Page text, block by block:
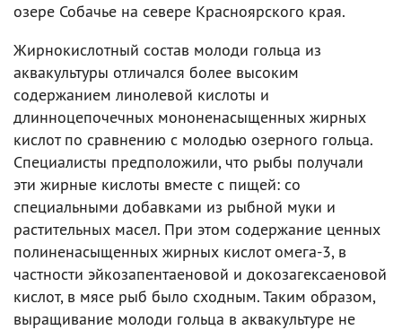
озере Собачье на севере Красноярского края.
Жирнокислотный состав молоди гольца из
аквакультуры отличался более высоким
содержанием линолевой кислоты и
длинноцепочечных мононенасыщенных жирных
кислот по сравнению с молодью озерного гольца.
Специалисты предположили, что рыбы получали
эти жирные кислоты вместе с пищей: со
специальными добавками из рыбной муки и
растительных масел. При этом содержание ценных
полиненасыщенных жирных кислот омега-3, в
частности эйкозапентаеновой и докозагексаеновой
кислот, в мясе рыб было сходным. Таким образом,
выращивание молоди гольца в аквакультуре не